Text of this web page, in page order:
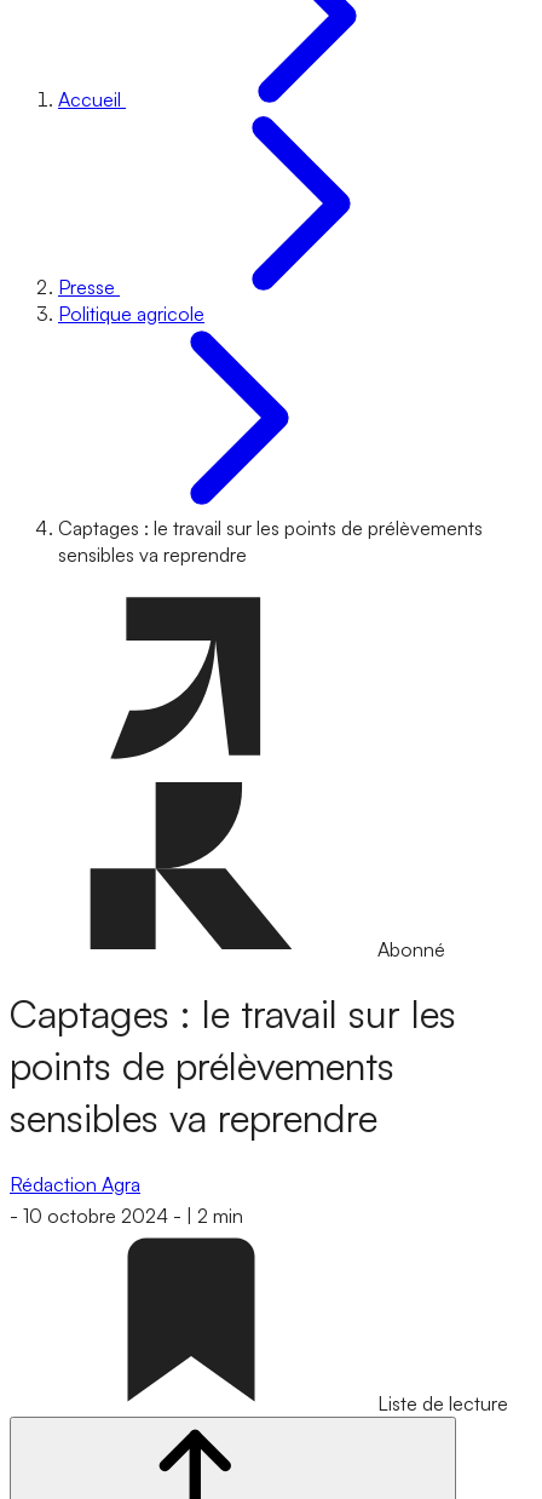
Accueil
Presse
Politique agricole
Captages : le travail sur les points de prélèvements
sensibles va reprendre
Abonné
Captages : le travail sur les
points de prélèvements
sensibles va reprendre
Rédaction Agra
- 10 octobre 2024 - 2 min
Liste de lecture